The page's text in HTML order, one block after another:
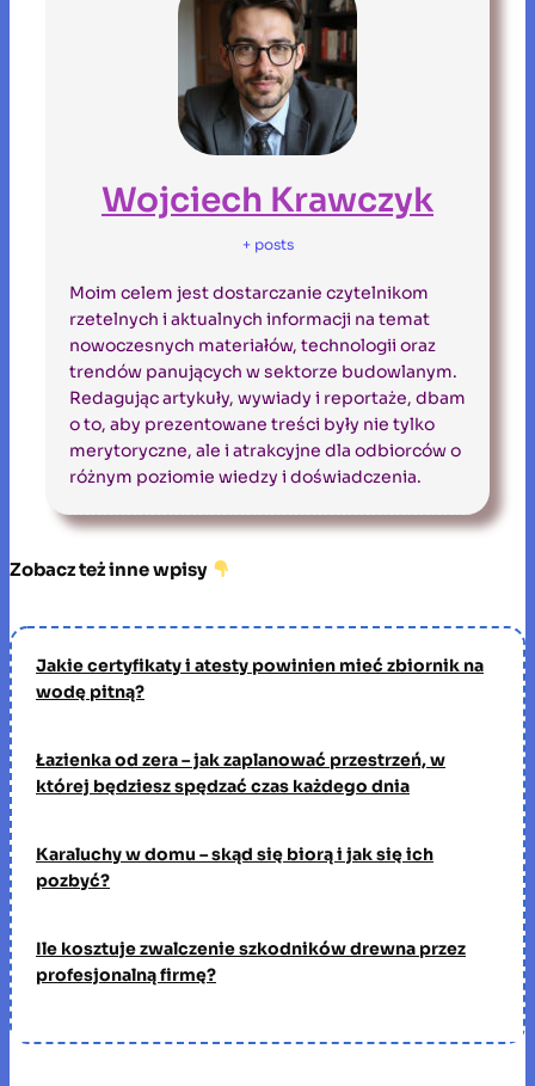
Wojciech Krawczyk
+ posts
Moim celem jest dostarczanie czytelnikom
rzetelnych i aktualnych informacji na temat
nowoczesnych materiałów, technologii oraz
trendów panujących w sektorze budowlanym.
Redagując artykuły, wywiady i reportaże, dbam
o to, aby prezentowane treści były nie tylko
merytoryczne, ale i atrakcyjne dla odbiorców o
różnym poziomie wiedzy i doświadczenia.
Zobacz też inne wpisy
Jakie certyfikaty i atesty powinien mieć zbiornik na
wodę pitną?
Łazienka od zera – jak zaplanować przestrzeń, w
której będziesz spędzać czas każdego dnia
Karaluchy w domu – skąd się biorą i jak się ich
pozbyć?
Ile kosztuje zwalczenie szkodników drewna przez
profesjonalną firmę?